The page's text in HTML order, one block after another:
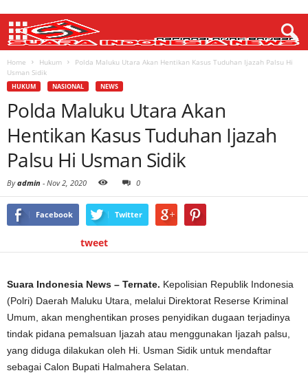
Home Hukum
Polda Maluku Utara Akan Hentikan Kasus Tuduhan Ijazah Palsu Hi
Usman Sidik
HUKUM NASIONAL NEWS
Polda Maluku Utara Akan
Hentikan Kasus Tuduhan Ijazah
Palsu Hi Usman Sidik
Byadmin - Nov 2, 2020 0
Facebook Twitter
tweet
Suara Indonesia News – Ternate. Kepolisian Republik Indonesia
(Polri) Daerah Maluku Utara, melalui Direktorat Reserse Kriminal
Umum, akan menghentikan proses penyidikan dugaan terjadinya
tindak pidana pemalsuan Ijazah atau menggunakan Ijazah palsu,
yang diduga dilakukan oleh Hi. Usman Sidik untuk mendaftar
sebagai Calon Bupati Halmahera Selatan.